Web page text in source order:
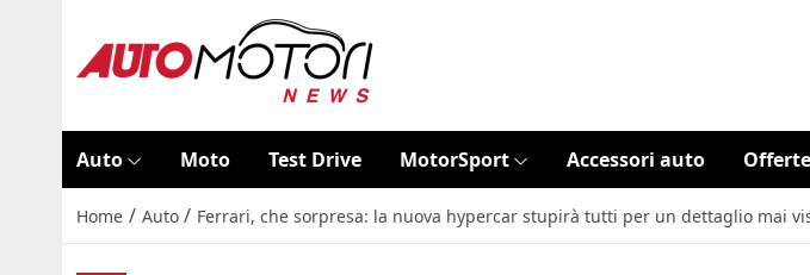
Auto Moto Test Drive MotorSport Accessori auto
Home / Auto / Ferrari, che sorpresa: la nuova hypercar stupirà tutti per un dettaglio mai